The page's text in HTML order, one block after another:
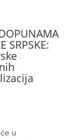
SRPSKE:
u